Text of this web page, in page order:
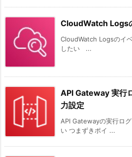
CloudWatch Logs
CloudWatch Logsのイ
したい ...
API Gateway 実行
力設定
API Gatewayの実行ロ
い つまずきポイ ...